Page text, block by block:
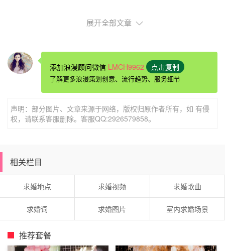
不知道明天的天气，猜不到明年的风景，看不到未来的天
空，等不到将来的相逢，幸福只需把握此生，真爱何必辛苦
再等，牵手共度人生，铺就快乐永恒。嫁给我，让我们的爱
在婚姻的见证下永恒!
错一辈子。”要女生答应你的求婚，必须要有极度自信和肯
定的语言，用这些来告诉她你就是他一辈子等的人。捧着鲜
花和求婚钻戒，深情的慢慢向她说出这句话，告诉她，她就
是自己的唯一，愿意一生一世，只爱她一个，把所有好的都
给她。
展开全部文章
添加浪漫顾问微信 LMCH9962 点击复制
了解更多浪漫策划创意、流行趋势、服务细节
声明：部分图片、文章来源于网络，版权归原作者所有，如 有侵
权，请联系客服删除。客服QQ:2926579858。
相关栏目
求婚地点 求婚视频 求婚歌曲
求婚词 求婚图片 室内求婚场景
推荐套餐